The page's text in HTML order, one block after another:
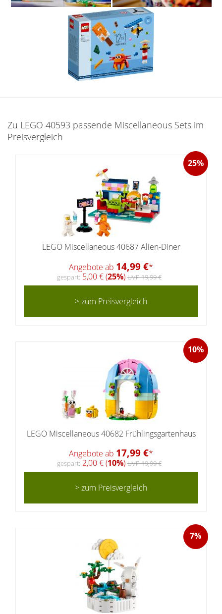
Zu LEGO 40593 passende Miscellaneous Sets im
Preisvergleich
25%
LEGO Miscellaneous 40687 Alien-Diner
Angebote ab 14,99 €*
gespart: 5,00 € (25%)UVP 19,99 €
> zum Preisvergleich
10%
LEGO Miscellaneous 40682 Frühlingsgartenhaus
Angebote ab 17,99 €*
gespart: 2,00 € (10%)UVP 19,99 €
> zum Preisvergleich
7%